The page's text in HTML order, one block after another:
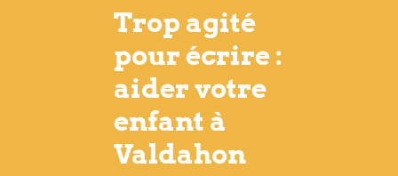
Trop agité
pour écrire :
aider votre
enfant à
Valdahon